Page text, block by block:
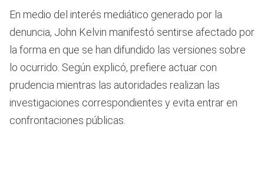
En medio del interés mediático generado por la
denuncia, John Kelvin manifestó sentirse afectado por
la forma en que se han difundido las versiones sobre
lo ocurrido. Según explicó, prefiere actuar con
prudencia mientras las autoridades realizan las
investigaciones correspondientes y evita entrar en
confrontaciones públicas.